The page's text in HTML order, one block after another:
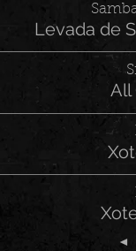
Levada de
All
◄